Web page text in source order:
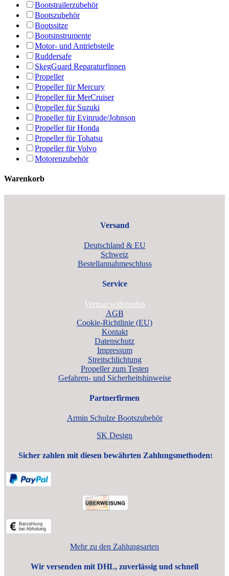
Bootstrailerzubehör
Bootszubehör
Bootssitze
Bootsinstrumente
Motor- und Antriebsteile
Ruddersafe
SkegGuard Reparaturfinnen
Propeller
Propeller für Mercury
Propeller für MerCruiser
Propeller für Suzuki
Propeller für Evinrude/Johnson
Propeller für Honda
Propeller für Tohatsu
Propeller für Volvo
Motorenzubehör
Warenkorb
Versand
Deutschland & EU
Schweiz
Bestellannahmeschluss
Service
Vertrag widerrufen
AGB
Cookie-Richtlinie (EU)
Kontakt
Datenschutz
Impressum
Streitschlichtung
Propeller zum Testen
Gefahren- und Sicherheitshinweise
Partnerfirmen
Armin Schulze Bootszubehör
SK Design
Sicher zahlen mit diesen bewährten Zahlungsmethoden:
Mehr zu den Zahlungsarten
Wir versenden mit DHL, zuverlässig und schnell